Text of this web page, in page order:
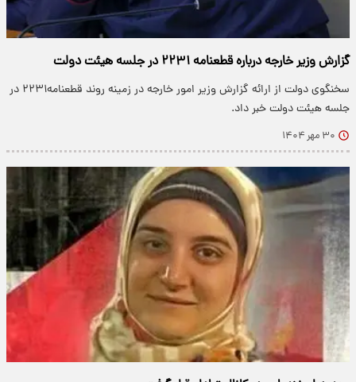
گزارش وزیر خارجه درباره قطعنامه ۲۲۳۱ در جلسه هیئت دولت
سخنگوی دولت از ارائه گزارش وزیر امور خارجه در زمینه روند قطعنامه۲۲۳۱ در
جلسه هیئت دولت خبر داد.
۳۰ مهر ۱۴۰۴